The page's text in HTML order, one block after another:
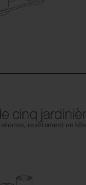
cinq
revêtement en